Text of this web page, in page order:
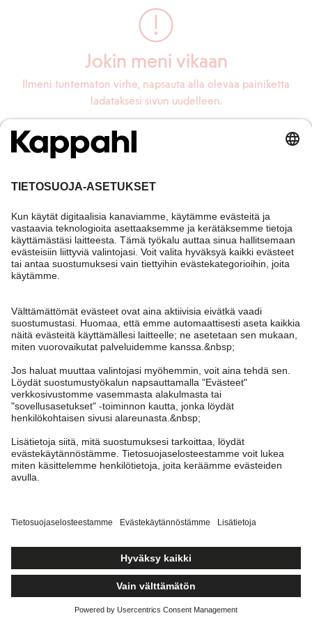
Jokin meni vikaan
Ilmeni tuntematon virhe, napsauta alla olevaa painiketta
ladataksesi sivun uudelleen.
Lataa sivu uudelleen